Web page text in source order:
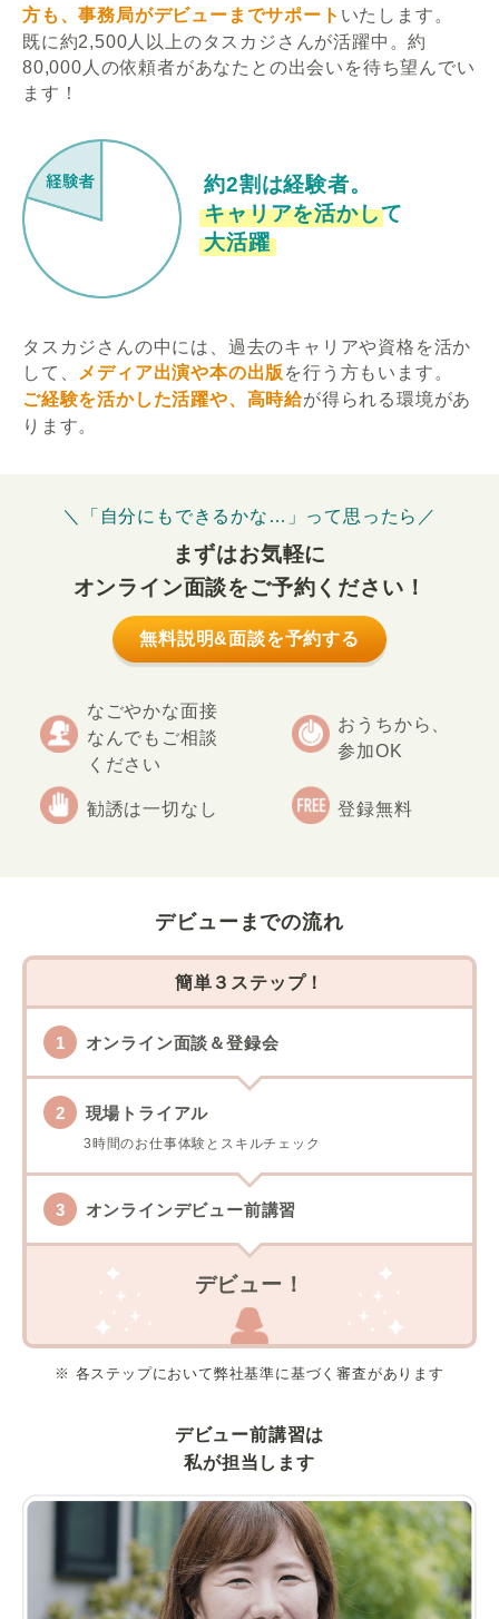
方も、事務局がデビューまでサポート いたします。
既に約2,500人以上のタスカジさんが活躍中。約
80,000人の依頼者があなたとの出会いを待ち望んでい
ます！
約2割は経験者。
キャリアを活かして
大活躍
タスカジさんの中には、過去のキャリアや資格を活か
して、
メディア出演や本の出版 を行う方もいます。
ご経験を活かした活躍や、高時給が得られる環境があ
ります。
＼「自分にもできるかな…」って思ったら／
まずはお気軽に
オンライン面談をご予約ください！
無料説明&面談を予約する
なごやかな面接
なんでもご相談
ください
おうちから、
参加OK
勧誘は一切なし 登録無料
デビューまでの流れ
簡単３ステップ！
オンライン面談＆登録会
現場トライアル
3時間のお仕事体験とスキルチェック
オンラインデビュー前講習
デビュー！
※ 各ステップにおいて弊社基準に基づく審査があります
デビュー前講習は
私が担当します